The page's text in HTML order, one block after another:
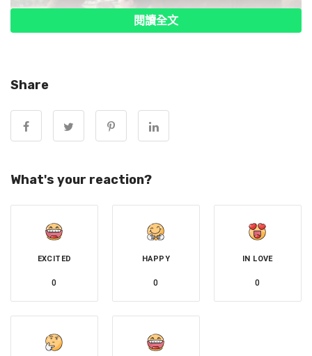
▼那天有訪客來參觀大象自然公園，Lek Chailert負責帶訪
過來。牠將遊客們輕輕推開，引導飼育員跟自己走。大家都
閱讀全文
Share
What's your reaction?
EXCITED
0
HAPPY
0
IN LOVE
0